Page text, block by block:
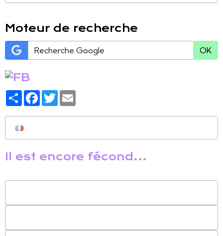
Moteur de recherche
OK
PartagerFacebook
Twitter
Il est encore fécond...